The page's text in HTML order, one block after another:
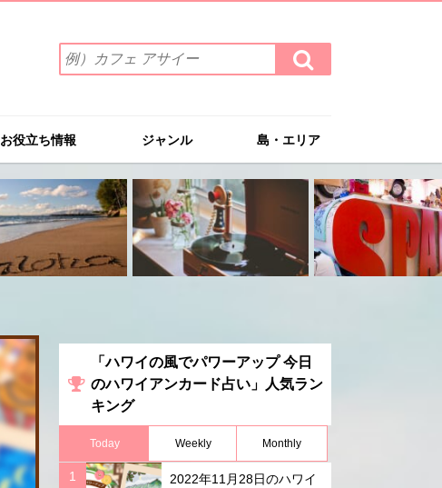
索
ワ
を
入
力
(例）
カ
フ
ェ
イ
検
索
す
お役立ち情報 ジャンル 島・エリア
「ハワイの風でパワーアップ 今日
のハワイアンカード占い」人気ラン
キング
Today Weekly Monthly
2022年11月28日のハワイ